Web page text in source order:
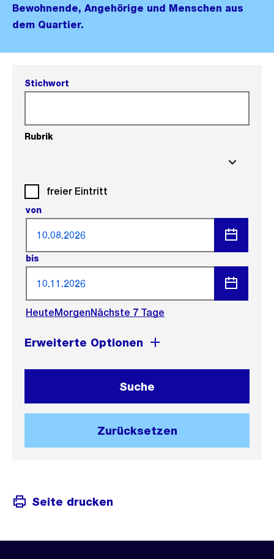
Bewohnende, Angehörige und Menschen aus
dem Quartier.
Stichwort
Rubrik
freier Eintritt
Zeitraum
von
öffnen
bis
HeuteMorgenNächste 7 Tage
Erweiterte Optionen
Zurücksetzen
Suche
Seite drucken